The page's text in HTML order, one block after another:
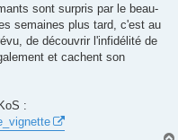
sont surpris par le beau-
semaines plus tard, c'est au
de découvrir l'infidélité de
et cachent son
: